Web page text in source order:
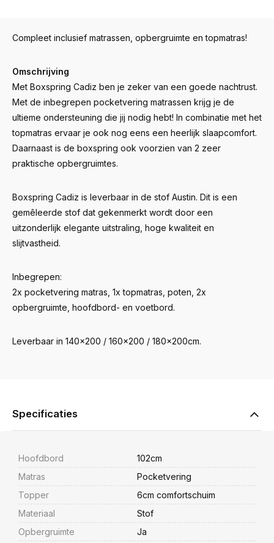
Compleet inclusief matrassen, opbergruimte en topmatras!
Omschrijving
Met Boxspring Cadiz ben je zeker van een goede nachtrust.
Met de inbegrepen pocketvering matrassen krijg je de
ultieme ondersteuning die jij nodig hebt! In combinatie met het
topmatras ervaar je ook nog eens een heerlijk slaapcomfort.
Daarnaast is de boxspring ook voorzien van 2 zeer
praktische opbergruimtes.
Boxspring Cadiz is leverbaar in de stof Austin. Dit is een
gemêleerde stof dat gekenmerkt wordt door een
uitzonderlijk elegante uitstraling, hoge kwaliteit en
slijtvastheid.
Inbegrepen:
2x pocketvering matras, 1x topmatras, poten, 2x
opbergruimte, hoofdbord- en voetbord.
Leverbaar in 140x200 / 160x200 / 180x200cm.
Specificaties
Hoofdbord
102cm
Matras
Pocketvering
Topper
6cm comfortschuim
Materiaal
Stof
Opbergruimte
Ja